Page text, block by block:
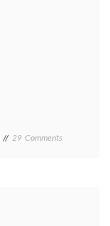
29 Comments